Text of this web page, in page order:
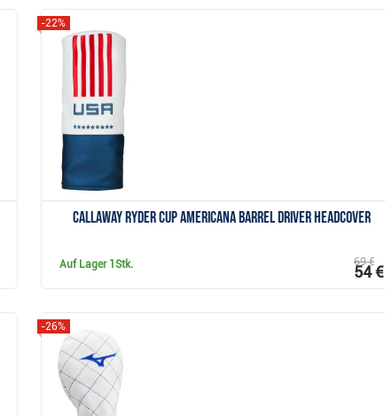
Callaway Ryder Cup Americana Barrel Driver Headcover
-22%
Auf Lager 1Stk. 69 €
54 €
-26%